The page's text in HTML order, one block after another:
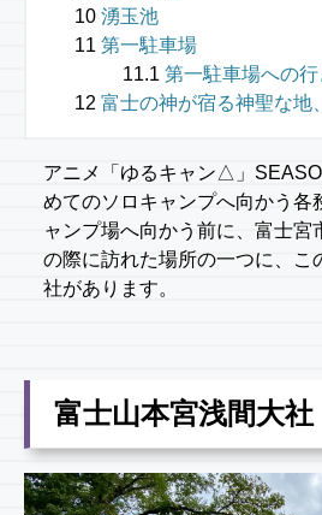
湧玉池
第一駐車場
第一駐車場への
富士の神が宿る神聖な地
アニメ「ゆるキャン△」
めてのソロキャンプへ向かう各
ャンプ場へ向かう前に、富士宮
の際に訪れた場所の一つに、こ
社があります。
富士山本宮浅間大社